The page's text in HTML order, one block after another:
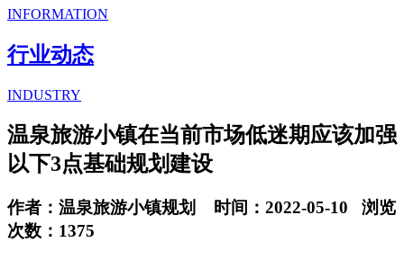
INFORMATION
行业动态
INDUSTRY
温泉旅游小镇在当前市场低迷期应该加强
以下3点基础规划建设
作者：温泉旅游小镇规划 时间：2022-05-10 浏览
次数：1375